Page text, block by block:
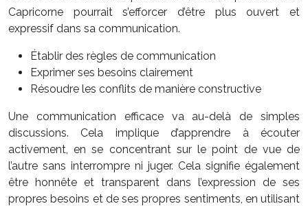
Capricorne pourrait s’efforcer d’être plus ouvert et
expressif dans sa communication.
Établir des règles de communication
Exprimer ses besoins clairement
Résoudre les conflits de manière constructive
Une communication efficace va au-delà de simples
discussions. Cela implique d’apprendre à écouter
activement, en se concentrant sur le point de vue de
l’autre sans interrompre ni juger. Cela signifie également
être honnête et transparent dans l’expression de ses
propres besoins et de ses propres sentiments, en utilisant